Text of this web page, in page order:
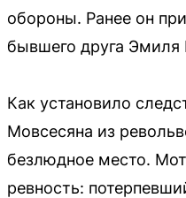
обороны. Ранее он
бывшего друга Эмиля
Как установило
Мовсесяна из
безлюдное место.
ревность: